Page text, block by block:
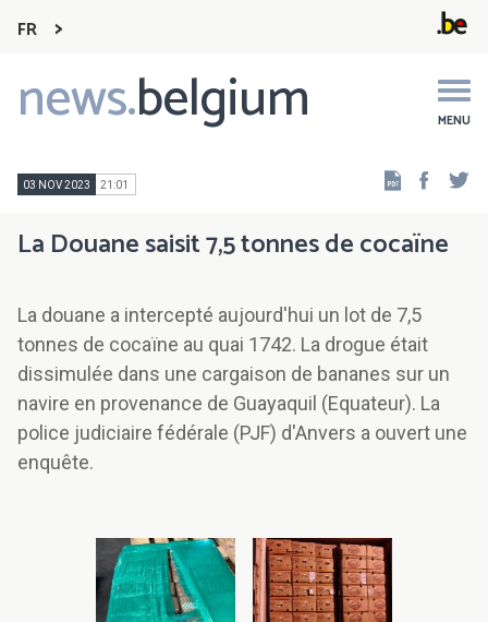
FR
news.belgium MENU
Main
navigation
03 NOV 2023 21:01
La Douane saisit 7,5 tonnes de cocaïne
La douane a intercepté aujourd'hui un lot de 7,5
tonnes de cocaïne au quai 1742. La drogue était
dissimulée dans une cargaison de bananes sur un
navire en provenance de Guayaquil (Equateur). La
police judiciaire fédérale (PJF) d'Anvers a ouvert une
enquête.